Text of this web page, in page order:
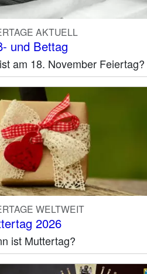
AKTUELL
und Bettag
am 18. November Feiertag?
WELTWEIT
2026
ist Muttertag?